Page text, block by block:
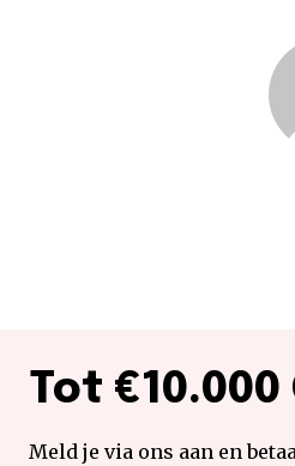
Tot €10.000
Meld je via ons aan en